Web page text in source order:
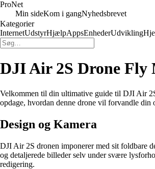
ProNet
Min sideKom i gangNyhedsbrevet
Kategorier
InternetUdstyrHjælpAppsEnhederUdvikling
DJI Air 2S Drone
Velkommen til din ultimative guide til DJI Air
opdage, hvordan denne drone vil forvandle din
Design og Kamera
DJI Air 2S dronen imponerer med sit foldbare
og detaljerede billeder selv under svære
redigering.